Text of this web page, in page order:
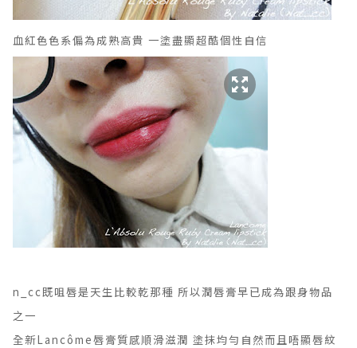
血紅色色系偏為成熟高貴 一塗盡顯超酷個性自信
n_cc既咀唇是天生比較乾那種 所以潤唇膏早已成為跟身物品
之一
全新Lancôme唇膏質感順滑滋潤 塗抹均勻自然而且唔顯唇紋